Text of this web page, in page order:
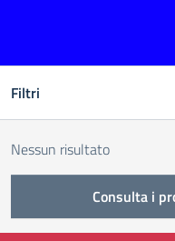
Filtri
Nessun risultato
Consulta i